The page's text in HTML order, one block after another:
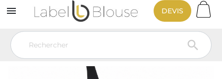


DEVIS
Vêtement de travail
Tenue de travail professionnelle par métier
Parisien de boucher noir